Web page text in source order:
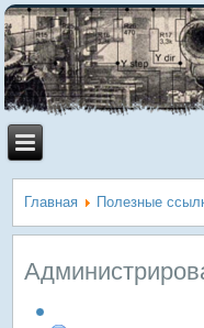
Главная Полезные